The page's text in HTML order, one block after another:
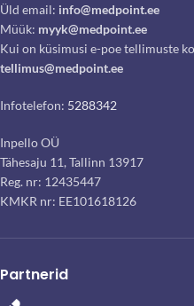
Üld email: info@medpoint.ee
Müük: myyk@medpoint.ee
Kui on küsimusi e-poe tellimuste
tellimus@medpoint.ee
Infotelefon: 5288342
Inpello OÜ
Tähesaju 11, Tallinn 13917
Reg. nr: 12435447
KMKR nr: EE101618126
Partnerid